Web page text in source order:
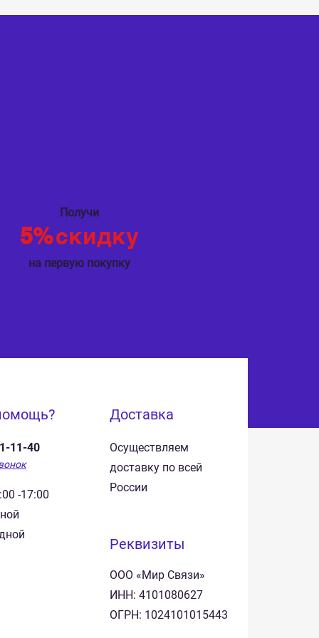
Получи
5%скидку
на первую покупку
11-40
-17:00
Доставка
Осуществляем
доставку по всей
России
Реквизиты
ООО «Мир Связи»
ИНН: 4101080627
ОГРН: 1024101015443